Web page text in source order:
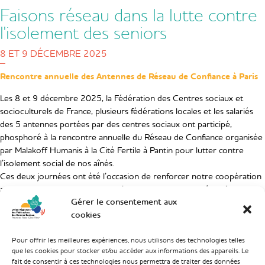
Gérer le consentement aux
cookies
Pour offrir les meilleures expériences, nous utilisons des technologies telles
que les cookies pour stocker et/ou accéder aux informations des appareils. Le
fait de consentir à ces technologies nous permettra de traiter des données
Faisons réseau dans la lutte contre
l'isolement des seniors
8 ET 9 DÉCEMBRE 2025
Rencontre annuelle des Antennes de Réseau de Confiance à Paris
Les 8 et 9 décembre 2025, la Fédération des Centres sociaux et
socioculturels de France, plusieurs fédérations locales et les salariés
des 5 antennes portées par des centres sociaux ont participé,
phosphoré à la rencontre annuelle du Réseau de Confiance organisée
par Malakoff Humanis à la Cité Fertile à Pantin pour lutter contre
l’isolement social de nos aînés.
Ces deux journées ont été l’occasion de renforcer notre coopération
avec Malakoff Humanis autour d’un enjeu majeur :
l’accompagnement de seniors isolés. A la campagne comme à la ville,
ce n’est pas moins de 14 antennes et de réponses sur mesure et
A Avignon, le Centre Social et culturel la Croix des Oiseaux vient